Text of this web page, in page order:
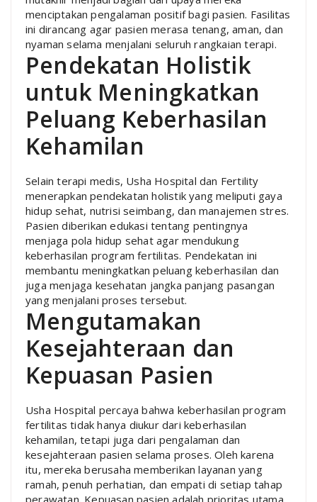
menciptakan pengalaman positif bagi pasien. Fasilitas
ini dirancang agar pasien merasa tenang, aman, dan
nyaman selama menjalani seluruh rangkaian terapi.
Pendekatan Holistik
untuk Meningkatkan
Peluang Keberhasilan
Kehamilan
Selain terapi medis, Usha Hospital dan Fertility
menerapkan pendekatan holistik yang meliputi gaya
hidup sehat, nutrisi seimbang, dan manajemen stres.
Pasien diberikan edukasi tentang pentingnya
menjaga pola hidup sehat agar mendukung
keberhasilan program fertilitas. Pendekatan ini
membantu meningkatkan peluang keberhasilan dan
juga menjaga kesehatan jangka panjang pasangan
yang menjalani proses tersebut.
Mengutamakan
Kesejahteraan dan
Kepuasan Pasien
Usha Hospital percaya bahwa keberhasilan program
fertilitas tidak hanya diukur dari keberhasilan
kehamilan, tetapi juga dari pengalaman dan
kesejahteraan pasien selama proses. Oleh karena
itu, mereka berusaha memberikan layanan yang
ramah, penuh perhatian, dan empati di setiap tahap